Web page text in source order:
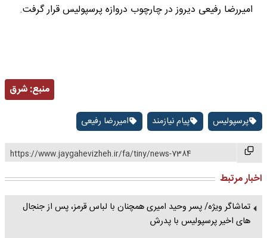
امیررضا رفیعی دیروز در چارچوب دروازه پرسپولیس قرار گرفت.
منبع:شرق
پرسپولیس پیام نیازمند امیررضا رفیعی
https://www.jaygahevizheh.ir/fa/tiny/news-7384
اخبار مرتبط
تماشاگر ویژه/ پسر وحید امیری همچنان با لباس قرمز، پس از جنجال
های اخیر پرسپولیس با پدرش